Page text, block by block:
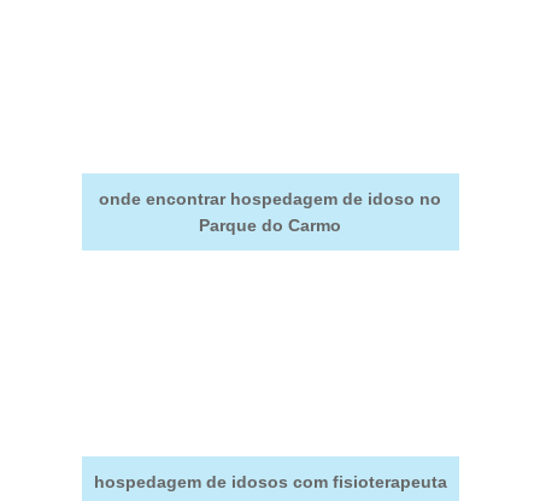
onde encontrar hospedagem de idoso no
Parque do Carmo
hospedagem de idosos com fisioterapeuta